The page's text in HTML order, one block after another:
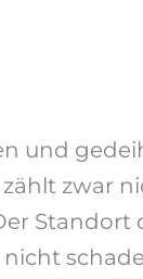
und
zwar
Standort